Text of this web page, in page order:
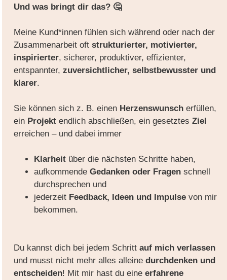
Und was bringt dir das? 🤔
Meine Kund*innen fühlen sich während oder nach der
Zusammenarbeit oft strukturierter, motivierter,
inspirierter, sicherer, produktiver, effizienter,
entspannter, zuversichtlicher, selbstbewusster und
klarer.
Sie können sich z. B. einen Herzenswunscherfüllen,
ein Projektendlich abschließen, ein gesetztes Ziel
erreichen – und dabei immer
Klarheitüber die nächsten Schritte haben,
aufkommende Gedanken oder Fragenschnell
durchsprechen und
jederzeit Feedback, Ideen und Impulsevon mir
bekommen.
Du kannst dich bei jedem Schritt auf mich verlassen
und musst nicht mehr alles alleine durchdenken und
entscheiden! Mit mir hast du eine erfahrene